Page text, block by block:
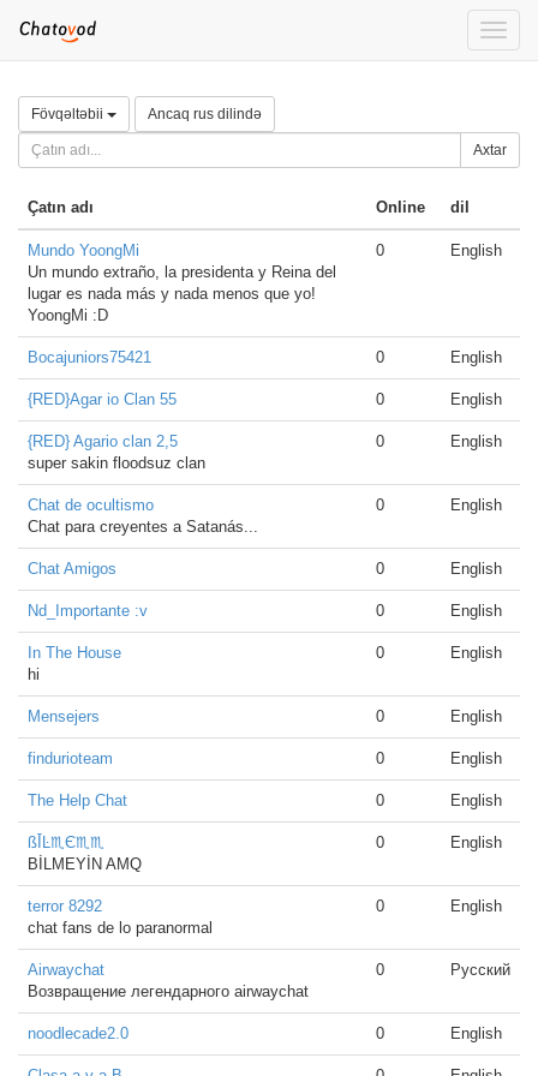
Toggle
Fövqəltəbii Ancaq rus dilində
Axtar
Çatın adı Online dil
Mundo YoongMi
Un mundo extraño, la presidenta y Reina del
lugar es nada más y nada menos que yo!
YoongMi :D
0 English
Bocajuniors75421 0 English
{RED}Agar io Clan 55 0 English
{RED} Agario clan 2,5
super sakin floodsuz clan
0 English
Chat de ocultismo
Chat para creyentes a Satanás...
0 English
Chat Amigos 0 English
Nd_Importante :v 0 English
In The House
hi
0 English
Mensejers 0 English
findurioteam 0 English
The Help Chat 0 English
ßĪ̇Ŀ♏Є♏♏
BİLMEYİN AMQ
0 English
terror 8292
chat fans de lo paranormal
0 English
Airwaychat
Возвращение легендарного airwaychat
0 Русский
noodlecade2.0 0 English